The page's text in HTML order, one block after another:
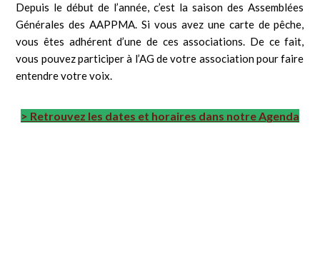
Depuis le début de l’année, c’est la saison des Assemblées
Générales des AAPPMA. Si vous avez une carte de pêche,
vous êtes adhérent d’une de ces associations. De ce fait,
vous pouvez participer à l’AG de votre association pour faire
entendre votre voix.
> Retrouvez les dates et horaires dans notre Agenda